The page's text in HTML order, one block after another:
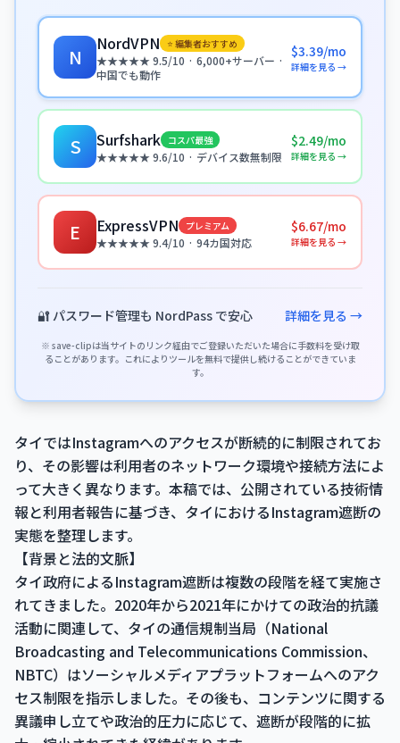
N
NordVPN ⭐ 編集者おすすめ
★★★★★ 9.5/10 · 6,000+サーバー ·
中国でも動作
$3.39/mo
詳細を見る →
S Surfshark コスパ最強
★★★★★ 9.6/10 · デバイス数無制限
$2.49/mo
詳細を見る →
E ExpressVPN プレミアム
★★★★★ 9.4/10 · 94カ国対応
$6.67/mo
詳細を見る →
🔐 パスワード管理も NordPass で安心 詳細を見る →
※ save-clipは当サイトのリンク経由でご登録いただいた場合に手数料を受け取
ることがあります。これによりツールを無料で提供し続けることができていま
す。
タイではInstagramへのアクセスが断続的に制限されてお
り、その影響は利用者のネットワーク環境や接続方法によ
って大きく異なります。本稿では、公開されている技術情
報と利用者報告に基づき、タイにおけるInstagram遮断の
実態を整理します。
【背景と法的文脈】
タイ政府によるInstagram遮断は複数の段階を経て実施さ
れてきました。2020年から2021年にかけての政治的抗議
活動に関連して、タイの通信規制当局（National
Broadcasting and Telecommunications Commission、
NBTC）はソーシャルメディアプラットフォームへのアク
セス制限を指示しました。その後も、コンテンツに関する
異議申し立てや政治的圧力に応じて、遮断が段階的に拡